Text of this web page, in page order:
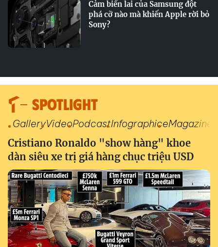
Cảm biến lai của Samsung đột
phá cỡ nào mà khiến Apple rời bỏ
Sony?
SPOTLIGHT
GalleryVideoPodcastInfographiceMagazine
Cristiano Ronaldo "show hàng" khoe
dàn siêu xe trị giá hàng chục triệu USD